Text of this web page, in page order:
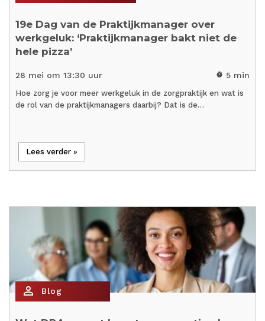
19e Dag van de Praktijkmanager over
werkgeluk: ‘Praktijkmanager bakt niet de
hele pizza’
28 mei om 13:30 uur timer 5 min
Hoe zorg je voor meer werkgeluk in de zorgpraktijk en wat is
de rol van de praktijkmanagers daarbij? Dat is de…
Lees verder »
person_outline Blog